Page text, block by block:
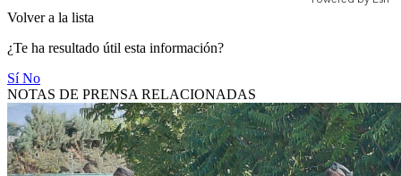
Volver a la lista
¿Te ha resultado útil esta información?
SíNo
NOTAS DE PRENSA RELACIONADAS